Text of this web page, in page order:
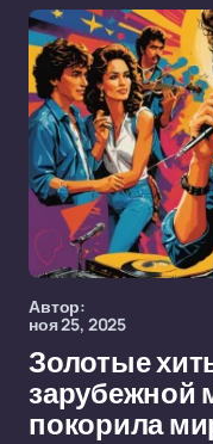
Автор:
ноя 25, 2025
Золотые
зарубежной
покорила